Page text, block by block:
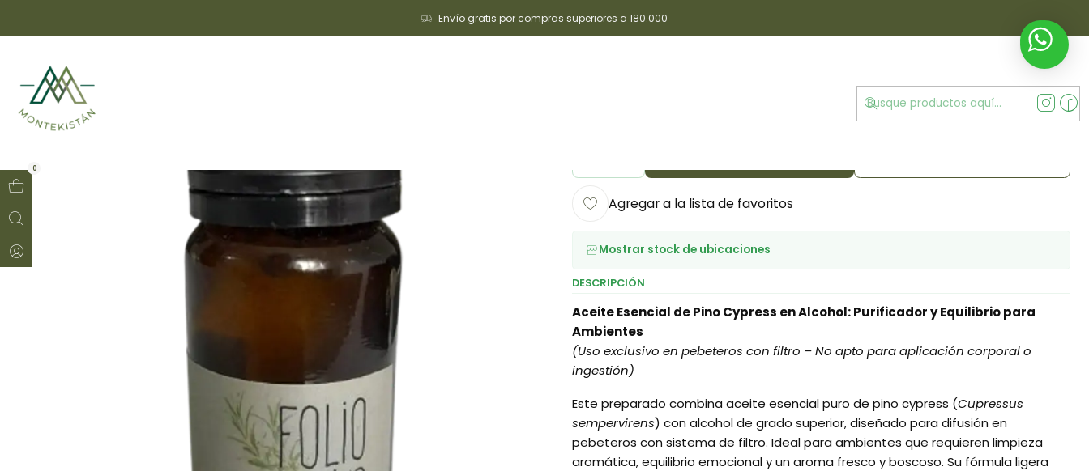
MENÚ
0
Envío gratis por compras superiores a 180.000
Inicio
Cuidado personal Aromaterapia Aceite Esencial de Pino Cypress
Aceite Esencial de Pino Cypress
Agregar a la lista de favoritos
Mostrar stock de ubicaciones
DESCRIPCIÓN
Aceite Esencial de Pino Cypress en Alcohol: Purificador y Equilibrio para
Ambientes
(Uso exclusivo en pebeteros con filtro – No apto para aplicación corporal o
ingestión)
Este preparado combina aceite esencial puro de pino cypress (Cupressus
sempervirens) con alcohol de grado superior, diseñado para difusión en
pebeteros con sistema de filtro. Ideal para ambientes que requieren limpieza
aromática, equilibrio emocional y un aroma fresco y boscoso. Su fórmula ligera